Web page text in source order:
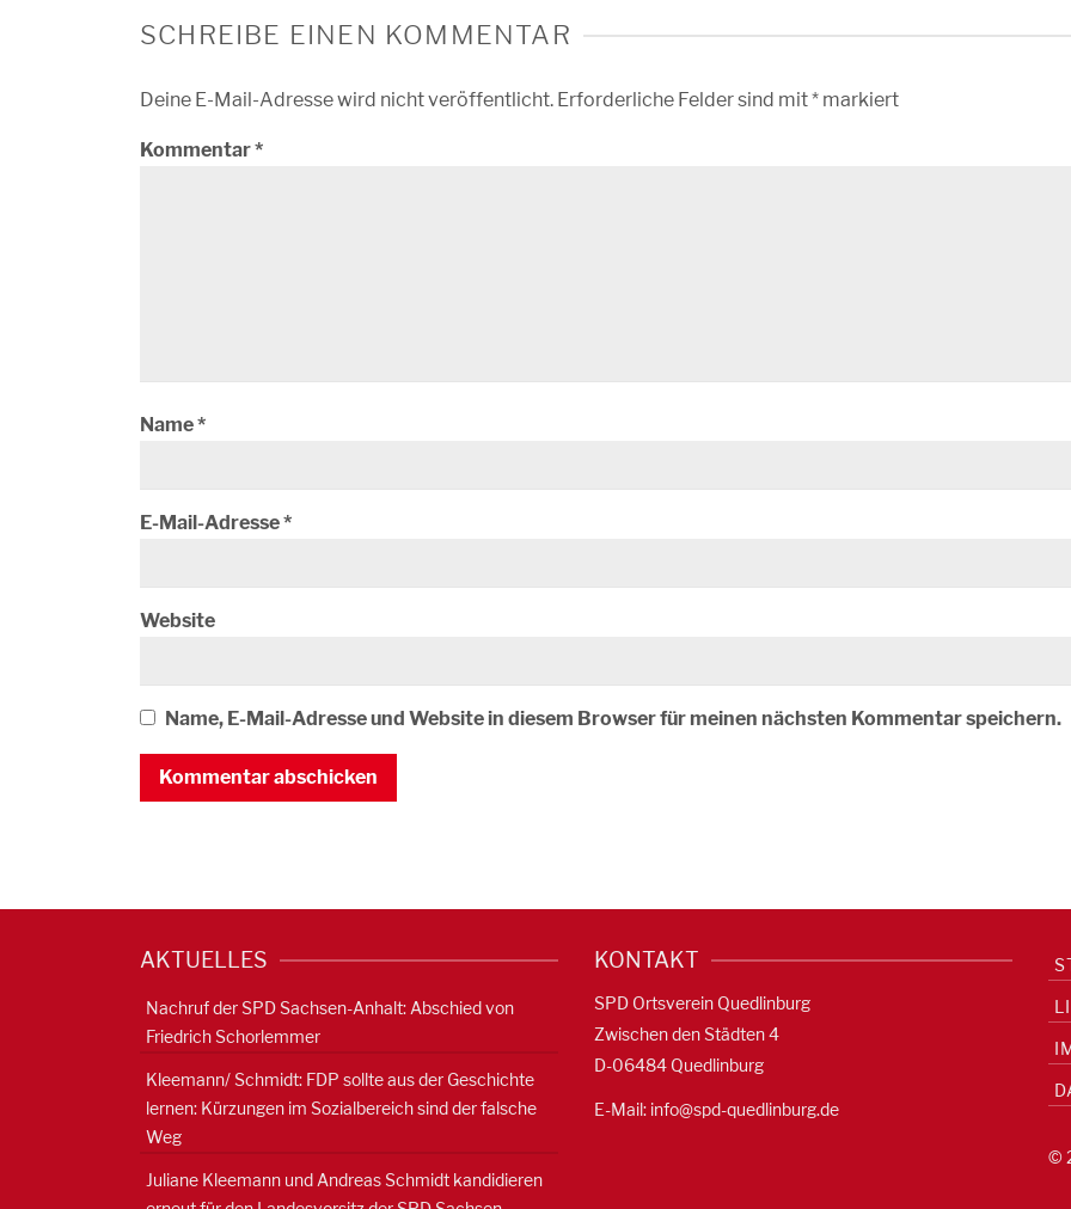
SCHREIBE EINEN KOMMENTAR
Deine E-Mail-Adresse wird nicht veröffentlicht. Erforderliche Felder sind mit* markiert
Kommentar*
Name*
E-Mail-Adresse*
Website
Name, E-Mail-Adresse und Website in diesem Browser für meinen nächsten Kommentar speichern.
AKTUELLES
Nachruf der SPD Sachsen-Anhalt: Abschied von
Friedrich Schorlemmer
Kleemann/ Schmidt: FDP sollte aus der Geschichte
lernen: Kürzungen im Sozialbereich sind der falsche
Weg
Juliane Kleemann und Andreas Schmidt kandidieren
KONTAKT
SPD Ortsverein Quedlinburg
Zwischen den Städten 4
D-06484 Quedlinburg
E-Mail: info@spd-quedlinburg.de
©